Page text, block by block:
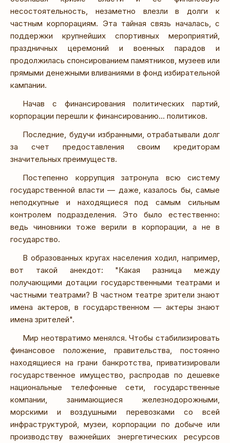
несостоятельность, незаметно влезли в долги к
частным корпорациям. Эта тайная связь началась, с
поддержки крупнейших спортивных мероприятий,
праздничных церемоний и военных парадов и
продолжилась спонсированием памятников, музеев или
прямыми денежными вливаниями в фонд избирательной
кампании.
Начав с финансирования политических партий,
корпорации перешли к финансированию... политиков.
Последние, будучи избранными, отрабатывали долг
за счет предоставления своим кредиторам
значительных преимуществ.
Постепенно коррупция затронула всю систему
государственной власти — даже, казалось бы, самые
неподкупные и находящиеся под самым сильным
контролем подразделения. Это было естественно:
ведь чиновники тоже верили в корпорации, а не в
государство.
В образованных кругах населения ходил, например,
вот такой анекдот: "Какая разница между
получающими дотации государственными театрами и
частными театрами? В частном театре зрители знают
имена актеров, в государственном — актеры знают
имена зрителей".
Мир неотвратимо менялся. Чтобы стабилизировать
финансовое положение, правительства, постоянно
находящиеся на грани банкротства, приватизировали
государственное имущество, распродав по дешевке
национальные телефонные сети, государственные
компании, занимающиеся железнодорожными,
морскими и воздушными перевозками со всей
инфраструктурой, музеи, корпорации по добыче или
производству важнейших энергетических ресурсов